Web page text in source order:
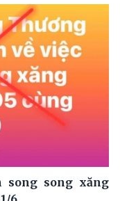
song song xăng